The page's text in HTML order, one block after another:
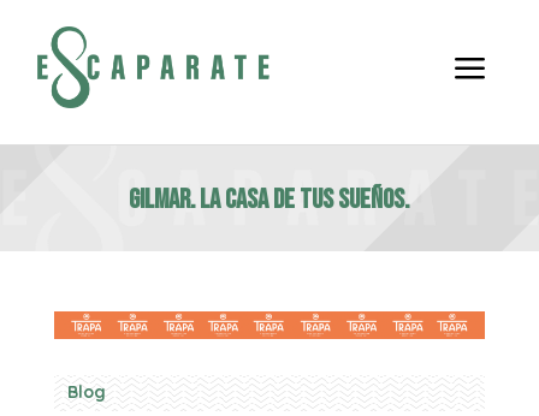
a
GILMAR. La casa de tus sueños.
Blog